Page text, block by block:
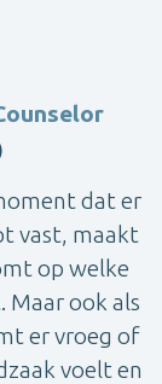
dat er
vast, maakt
op welke
Maar ook als
er vroeg of
voelt en